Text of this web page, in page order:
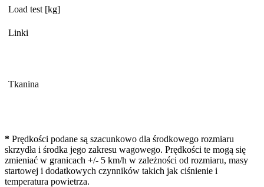
Load test [kg]
Linki
Tkanina
* Prędkości podane są szacunkowo dla środkowego rozmiaru
skrzydła i środka jego zakresu wagowego. Prędkości te mogą się
zmieniać w granicach +/- 5 km/h w zależności od rozmiaru, masy
startowej i dodatkowych czynników takich jak ciśnienie i
temperatura powietrza.